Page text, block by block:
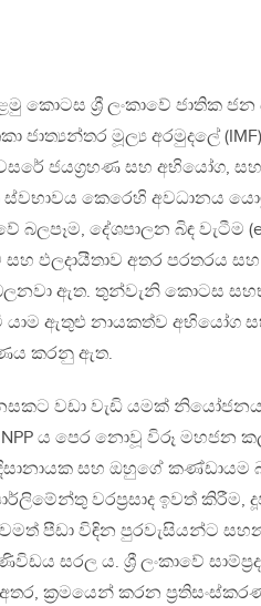
ශ්‍රී ලංකාවේ ජාතික ජන
මූල්‍ය අරමුදලේ (IMF)
ජයග්‍රහණ සහ අභියෝග,
කෙරෙහි අවධානය
දේශපාලන බිඳ වැටීම
ඵලදායීතාව අතර පරතරය
ඇත. තුන්වැනි කොටස
යාම ඇතුළු නායකත්ව අභියෝග
කරනු ඇත.
වඩා වැඩි යමක්
ය පෙර නොවූ විරූ මහජන
සහ ඔහුගේ කණ්ඩායම
වරප්‍රසාද ඉවත් කිරීම,
පීඩා විඳින පුරවැසියන්ට
සරල ය. ශ්‍රී ලංකාවේ
ක්‍රමයෙන් කරන